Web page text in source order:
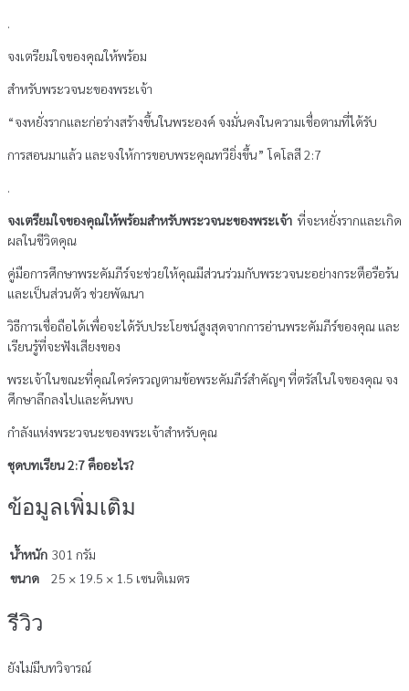
.
จงเตรียมใจของคุณให้พร้อม
สำหรับพระวจนะของพระเจ้า
“จงหยั่งรากและก่อร่างสร้างขึ้นในพระองค์ จงมั่นคงในความเชื่อตามที่ได้รับ
การสอนมาแล้ว และจงให้การขอบพระคุณทวียิ่งขึ้น” โคโลสี 2:7
.
จงเตรียมใจของคุณให้พร้อมสำหรับพระวจนะของพระเจ้า ที่จะหยั่งรากและเกิด
ผลในชีวิตคุณ
คู่มือการศึกษาพระคัมภีร์จะช่วยให้คุณมีส่วนร่วมกับพระวจนะอย่างกระตือรือร้น
และเป็นส่วนตัว ช่วยพัฒนา
วิธีการเชื่อถือได้เพื่อจะได้รับประโยชน์สูงสุดจากการอ่านพระคัมภีร์ของคุณ และ
เรียนรู้ที่จะฟังเสียงของ
พระเจ้าในขณะที่คุณใคร่ครวญตามข้อพระคัมภีร์สำคัญๆ ที่ตรัสในใจของคุณ จง
ศึกษาลึกลงไปและค้นพบ
กำลังแห่งพระวจนะของพระเจ้าสำหรับคุณ
ชุดบทเรียน 2:7 คืออะไร?
ข้อมูลเพิ่มเติม
น้ำหนัก 301 กรัม
ขนาด
25 × 19.5 × 1.5 เซนติเมตร
รีวิว
ยังไม่มีบทวิจารณ์